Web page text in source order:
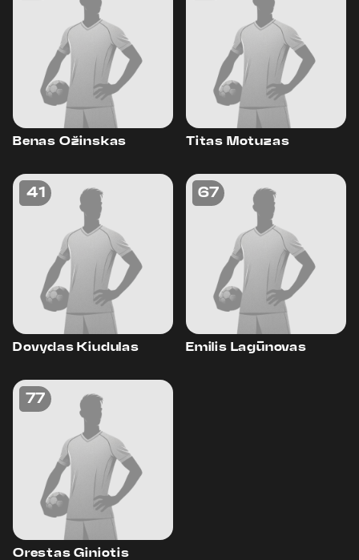
Benas Ožinskas Titas Motuzas
41
Dovydas Kiudulas
67
Emilis Lagūnovas
77
Orestas Giniotis